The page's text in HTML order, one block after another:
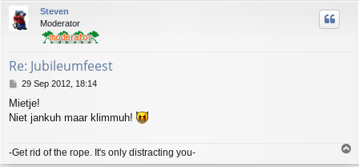
p
Steven
Moderator
Re: Jubileumfeest
P
s
t
29 Sep 2012, 18:14
Mietje!
Niet jankuh maar klimmuh!
-Get rid of the rope. It's only distracting you-